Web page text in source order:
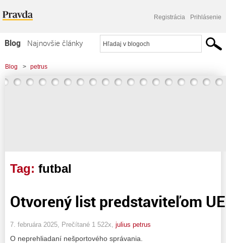
Registrácia Prihlásenie
Blog
Najnovšie články
Najčítanejšie články
Najkomentovanejšie články
Blog > petrus
Tag: futbal
Otvorený list predstaviteľom
7. februára 2025, Prečítané 1 522x, julius petrus
O neprehliadaní nešportového správania.